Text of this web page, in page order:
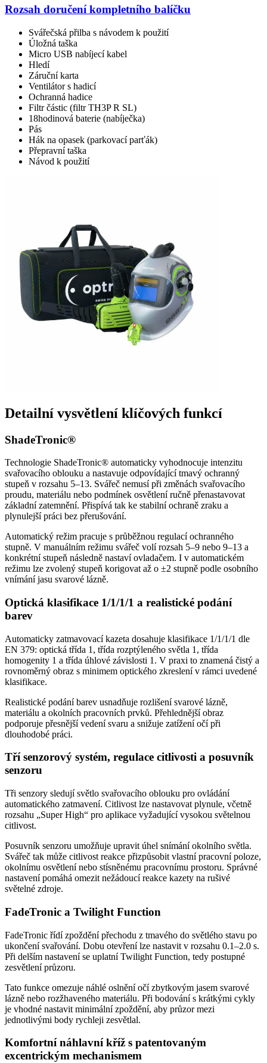
Rozsah doručení kompletního balíčku
Svářečská přilba s návodem k použití
Úložná taška
Micro USB nabíjecí kabel
Hledí
Záruční karta
Ventilátor s hadicí
Ochranná hadice
Filtr částic (filtr TH3P R SL)
18hodinová baterie (nabíječka)
Pás
Hák na opasek (parkovací parťák)
Přepravní taška
Návod k použití
Detailní vysvětlení klíčových funkcí
ShadeTronic®
Technologie ShadeTronic® automaticky vyhodnocuje intenzitu
svařovacího oblouku a nastavuje odpovídající tmavý ochranný
stupeň v rozsahu 5–13. Svářeč nemusí při změnách svařovacího
proudu, materiálu nebo podmínek osvětlení ručně přenastavovat
základní zatemnění. Přispívá tak ke stabilní ochraně zraku a
plynulejší práci bez přerušování.
Automatický režim pracuje s průběžnou regulací ochranného
stupně. V manuálním režimu svářeč volí rozsah 5–9 nebo 9–13 a
konkrétní stupeň následně nastaví ovladačem. I v automatickém
režimu lze zvolený stupeň korigovat až o ±2 stupně podle osobního
vnímání jasu svarové lázně.
Optická klasifikace 1/1/1/1 a realistické podání
barev
Automaticky zatmavovací kazeta dosahuje klasifikace 1/1/1/1 dle
EN 379: optická třída 1, třída rozptýleného světla 1, třída
homogenity 1 a třída úhlové závislosti 1. V praxi to znamená čistý a
rovnoměrný obraz s minimem optického zkreslení v rámci uvedené
klasifikace.
Realistické podání barev usnadňuje rozlišení svarové lázně,
materiálu a okolních pracovních prvků. Přehlednější obraz
podporuje přesnější vedení svaru a snižuje zatížení očí při
dlouhodobé práci.
Tří senzorový systém, regulace citlivosti a posuvník
senzoru
Tři senzory sledují světlo svařovacího oblouku pro ovládání
automatického zatmavení. Citlivost lze nastavovat plynule, včetně
rozsahu „Super High“ pro aplikace vyžadující vysokou světelnou
citlivost.
Posuvník senzoru umožňuje upravit úhel snímání okolního světla.
Svářeč tak může citlivost reakce přizpůsobit vlastní pracovní poloze,
okolnímu osvětlení nebo stísněnému pracovnímu prostoru. Správné
nastavení pomáhá omezit nežádoucí reakce kazety na rušivé
světelné zdroje.
FadeTronic a Twilight Function
FadeTronic řídí zpoždění přechodu z tmavého do světlého stavu po
ukončení svařování. Dobu otevření lze nastavit v rozsahu 0.1–2.0 s.
Při delším nastavení se uplatní Twilight Function, tedy postupné
zesvětlení průzoru.
Tato funkce omezuje náhlé oslnění očí zbytkovým jasem svarové
lázně nebo rozžhaveného materiálu. Při bodování s krátkými cykly
je vhodné nastavit minimální zpoždění, aby průzor mezi
jednotlivými body rychleji zesvětlal.
Komfortní náhlavní kříž s patentovaným
excentrickým mechanismem